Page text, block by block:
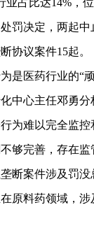
业占比达14%，
罚决定，两起
协议案件15起。
是医药行业的“
中心主任邓勇
为难以完全监
够完善，存在
断案件涉及罚
原料药领域，